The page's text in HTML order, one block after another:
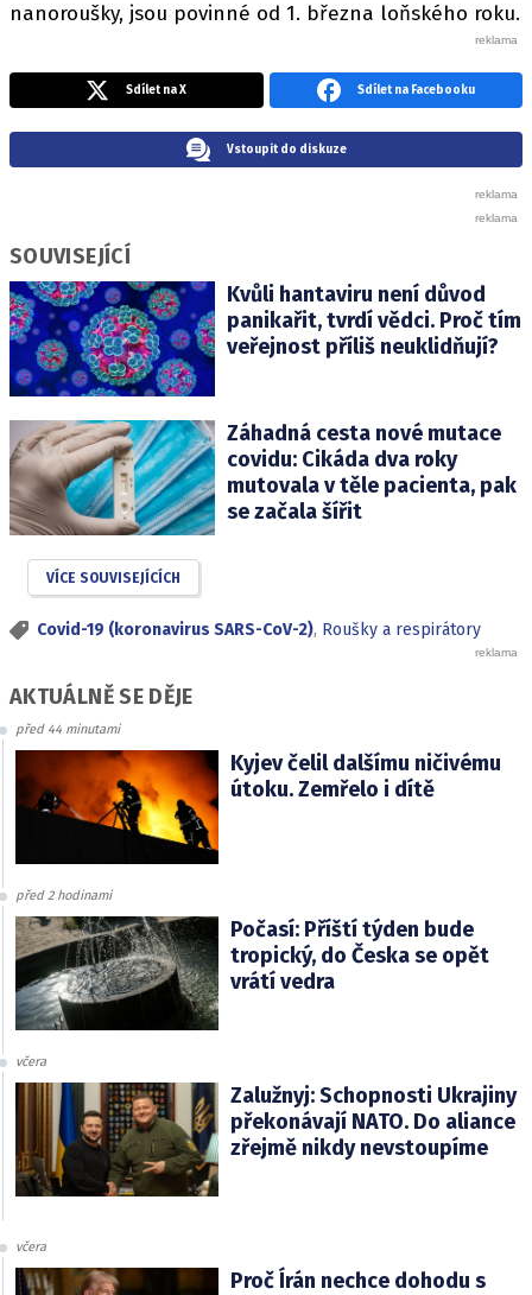
nanoroušky, jsou povinné od 1. března loňského roku.
Sdílet na X Sdílet na Facebooku
Vstoupit do diskuze
SOUVISEJÍCÍ
Kvůli hantaviru není důvod
panikařit, tvrdí vědci. Proč tím
veřejnost příliš neuklidňují?
Záhadná cesta nové mutace
covidu: Cikáda dva roky
mutovala v těle pacienta, pak
se začala šířit
VÍCE SOUVISEJÍCÍCH
Covid-19 (koronavirus SARS-CoV-2), Roušky a respirátory
AKTUÁLNĚ SE DĚJE
před 44 minutami
Kyjev čelil dalšímu ničivému
útoku. Zemřelo i dítě
před 2 hodinami
Počasí: Příští týden bude
tropický, do Česka se opět
vrátí vedra
včera
Zalužnyj: Schopnosti Ukrajiny
překonávají NATO. Do aliance
zřejmě nikdy nevstoupíme
včera
Proč Írán nechce dohodu s